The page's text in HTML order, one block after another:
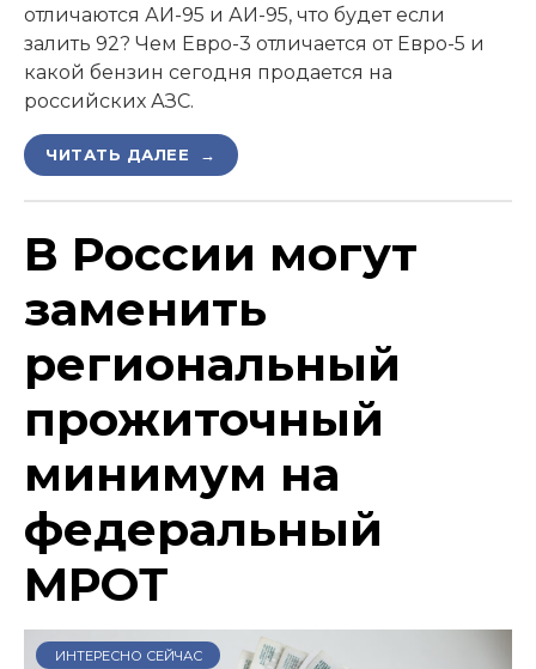
отличаются АИ-95 и АИ-95, что будет если
залить 92? Чем Евро-3 отличается от Евро-5 и
какой бензин сегодня продается на
российских АЗС.
ЧИТАТЬ ДАЛЕЕ →
В России могут
заменить
региональный
прожиточный
минимум на
федеральный
МРОТ
ИНТЕРЕСНО СЕЙЧАС